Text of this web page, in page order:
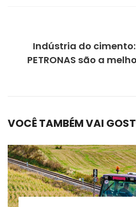
Indústria do
PETRONAS são a
VOCÊ TAMBÉM VAI